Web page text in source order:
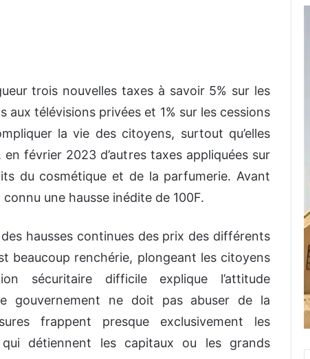
trois nouvelles taxes à savoir 5% sur les
aux télévisions privées et 1% sur les cessions
la vie des citoyens, surtout qu’elles
février 2023 d’autres taxes appliquées sur
du cosmétique et de la parfumerie. Avant
une hausse inédite de 100F.
hausses continues des prix des différents
beaucoup renchérie, plongeant les citoyens
sécuritaire difficile explique l’attitude
gouvernement ne doit pas abuser de la
frappent presque exclusivement les
détiennent les capitaux ou les grands